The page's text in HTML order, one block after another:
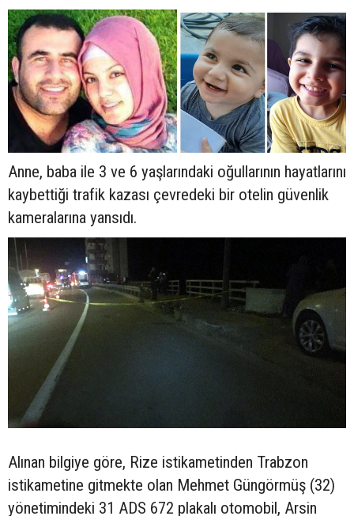
Anne, baba ile 3 ve 6 yaşlarındaki oğullarının hayatlarını
kaybettiği trafik kazası çevredeki bir otelin güvenlik
kameralarına yansıdı.
Alınan bilgiye göre, Rize istikametinden Trabzon
istikametine gitmekte olan Mehmet Güngörmüş (32)
yönetimindeki 31 ADS 672 plakalı otomobil, Arsin